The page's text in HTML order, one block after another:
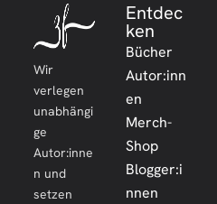
Wir
verlegen
unabhängi
ge
Autor:inne
n und
setzen
Entdec
ken
Bücher
Autor:inn
en
Merch-
Shop
Blogger:i
nnen